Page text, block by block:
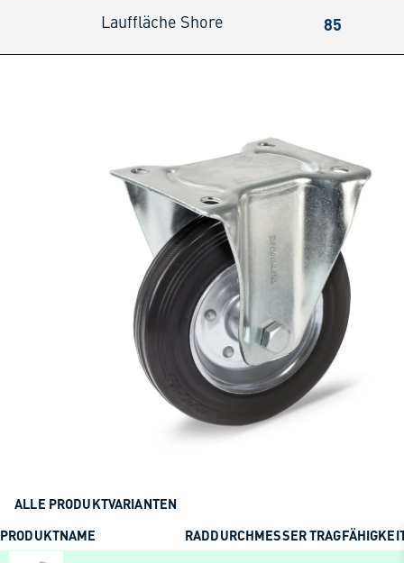
Lauffläche Shore 85
ALLE PRODUKTVARIANTEN
PRODUKTNAME
RADDURCHMESSER